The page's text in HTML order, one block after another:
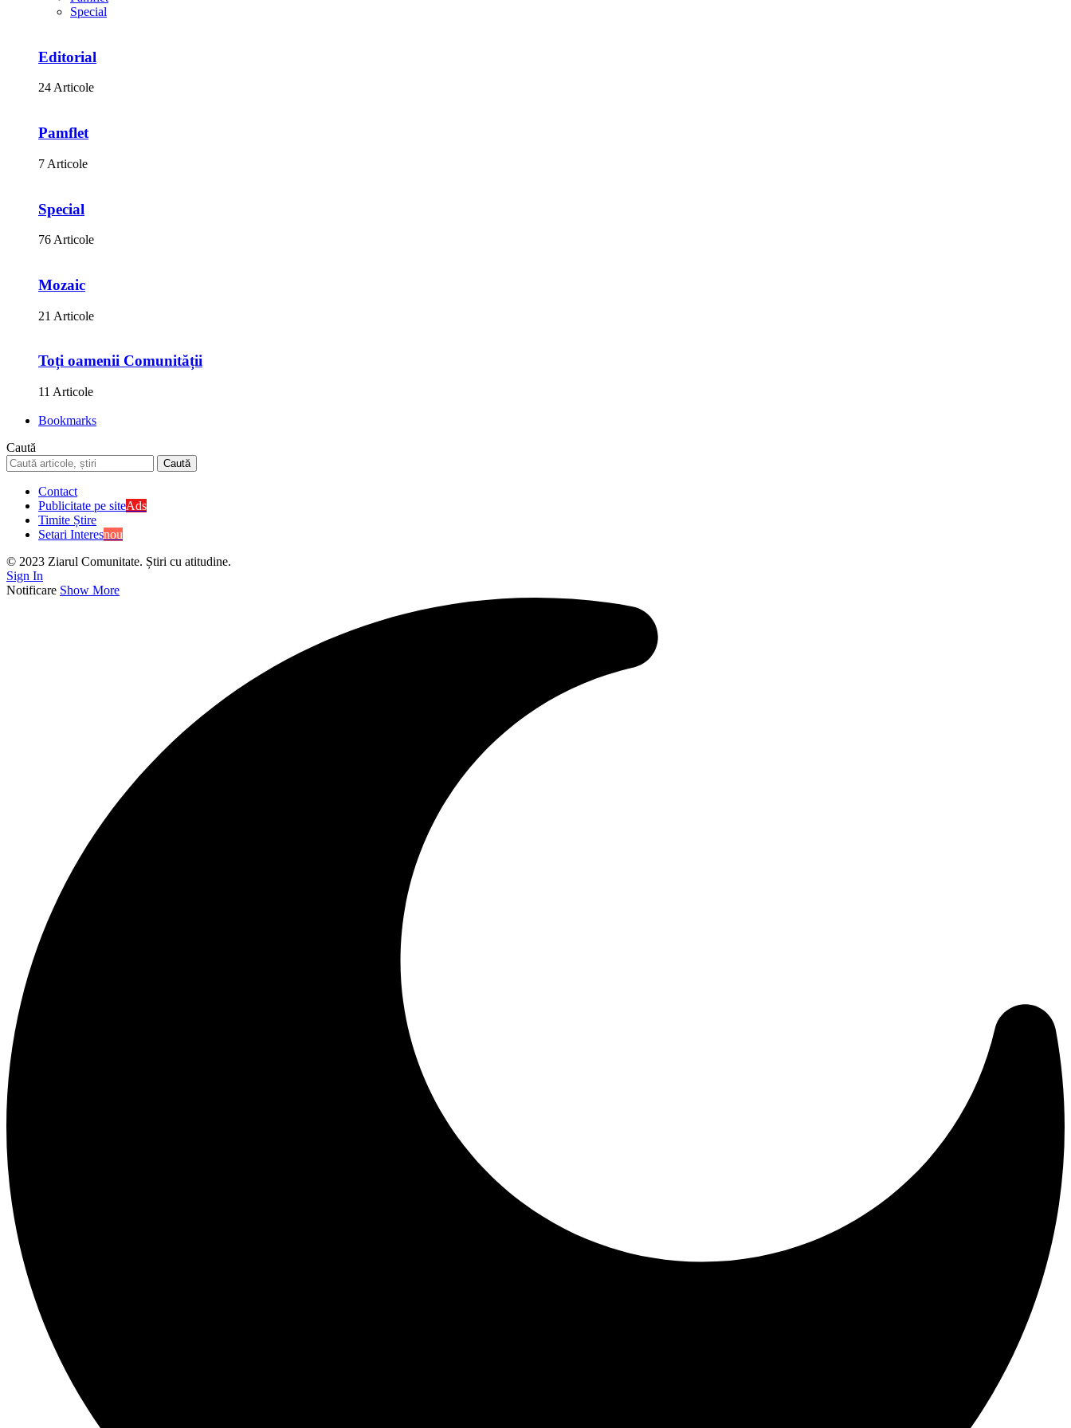
Special
Editorial
24 Articole
Pamflet
7 Articole
Special
76 Articole
Mozaic
21 Articole
Toți oamenii Comunității
11 Articole
Bookmarks
Caută
Contact
Publicitate pe siteAds
Timite Știre
Setari Interesnou
© 2023 Ziarul Comunitate. Știri cu atitudine.
Sign In
Notificare Show More